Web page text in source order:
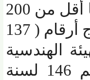
دائم لمباني خارج الحيز العمراني ومساحتها أقل من 200
م وارتفاعها أقل من أرضي و 3 أدوار بالنماذج أرقام ( 137
الهندسية
وذلك بالمخالفة لقرار مجلس الوزراء رقم 146 لسنة